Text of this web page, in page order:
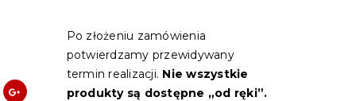
j
:
Po złożeniu zamówienia
potwierdzamy przewidywany
termin realizacji. Nie wszystkie
produkty są dostępne „od ręki”.